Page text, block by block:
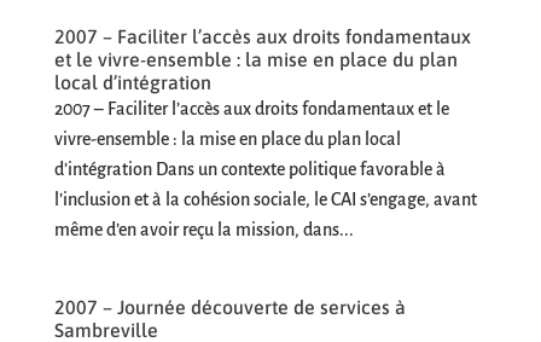
2007 – Faciliter l’accès aux droits fondamentaux
et le vivre-ensemble : la mise en place du plan
local d’intégration
2007 – Faciliter l’accès aux droits fondamentaux et le
vivre-ensemble : la mise en place du plan local
d’intégration Dans un contexte politique favorable à
l’inclusion et à la cohésion sociale, le CAI s’engage, avant
même d’en avoir reçu la mission, dans...
2007 – Journée découverte de services à
Sambreville